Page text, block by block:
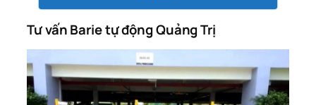
Tư vấn Barie tự động Quảng Trị